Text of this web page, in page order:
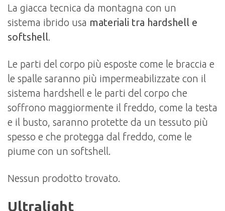
La giacca tecnica da montagna con un
sistema ibrido usa materiali tra hardshell e
softshell.
Le parti del corpo più esposte come le braccia e
le spalle saranno più impermeabilizzate con il
sistema hardshell e le parti del corpo che
soffrono maggiormente il freddo, come la testa
e il busto, saranno protette da un tessuto più
spesso e che protegga dal freddo, come le
piume con un softshell.
Nessun prodotto trovato.
Ultralight